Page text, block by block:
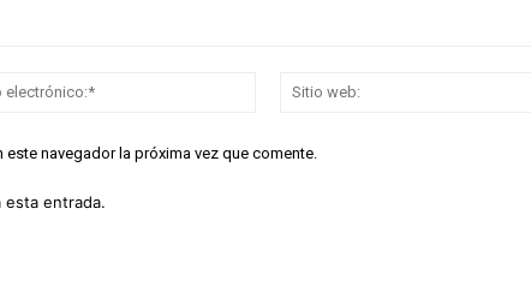
Correo
navegador la próxima vez que comente.
esta entrada.